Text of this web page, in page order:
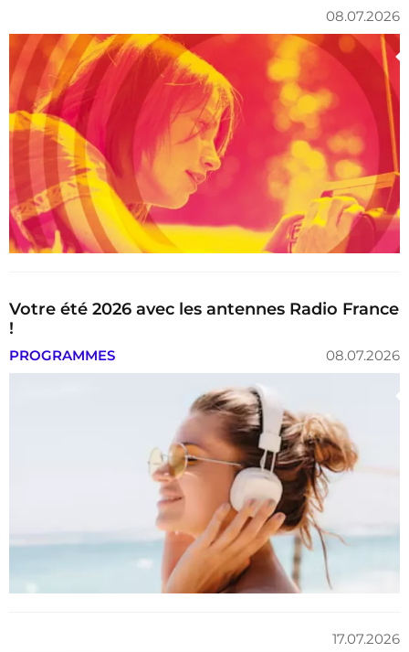
08.07.2026
Votre été 2026 avec les antennes Radio France
!
PROGRAMMES 08.07.2026
17.07.2026